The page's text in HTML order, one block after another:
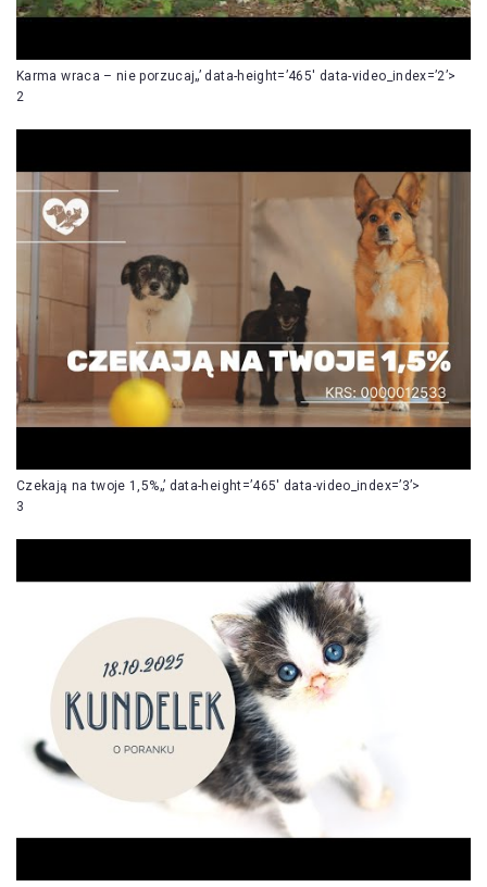
Karma wraca – nie porzucaj„’ data-height=’465′ data-video_index=’2’>
2
Czekają na twoje 1,5%„’ data-height=’465′ data-video_index=’3’>
3